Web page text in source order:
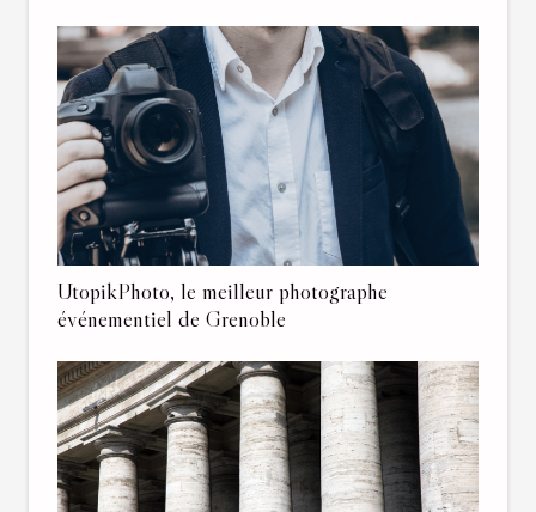
UtopikPhoto, le meilleur photographe
événementiel de Grenoble